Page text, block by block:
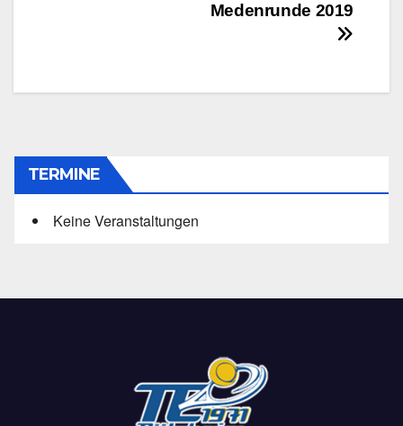
Medenrunde 2019
TERMINE
Keine Veranstaltungen